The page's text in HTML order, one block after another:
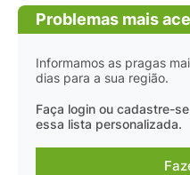
Problemas mais
Informamos as pragas
dias para a sua região.
Faça login ou cadastre-
essa lista personalizada.